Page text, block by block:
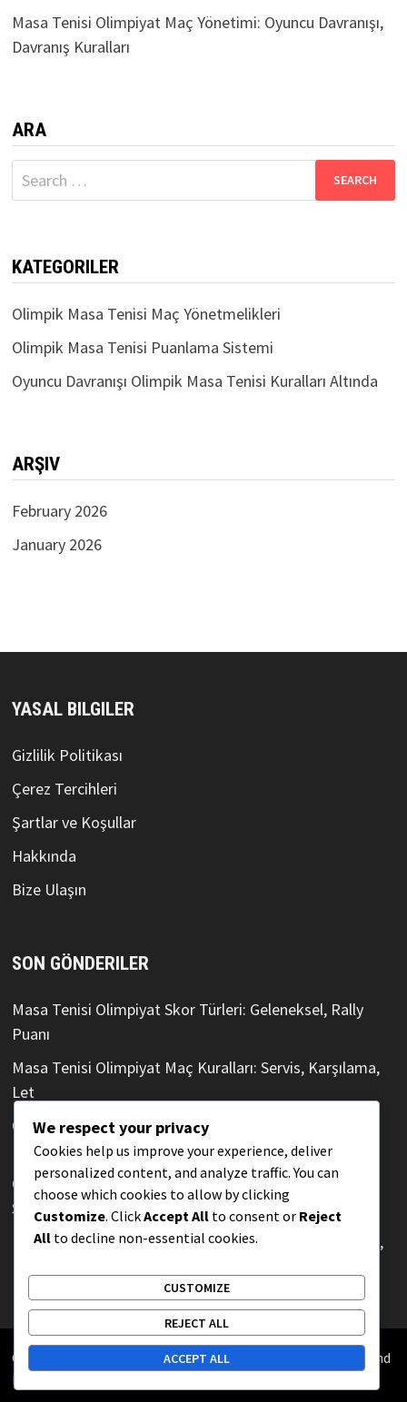
Masa Tenisi Olimpiyat Maç Yönetimi: Oyuncu Davranışı,
Davranış Kuralları
ARA
Search
for:
KATEGORILER
Olimpik Masa Tenisi Maç Yönetmelikleri
Olimpik Masa Tenisi Puanlama Sistemi
Oyuncu Davranışı Olimpik Masa Tenisi Kuralları Altında
ARŞIV
February 2026
January 2026
YASAL BILGILER
Gizlilik Politikası
Çerez Tercihleri
Şartlar ve Koşullar
Hakkında
Bize Ulaşın
SON GÖNDERILER
Masa Tenisi Olimpiyat Skor Türleri: Geleneksel, Rally
Puanı
Masa Tenisi Olimpiyat Maç Kuralları: Servis, Karşılama,
Let
Olimpik Masa Tenisi’nde Oyuncu Davranışları:
Kutlamalar, Tepkiler
Olimpik Masa Tenisi’nde Oyuncu İletişimi: Sinyaller,
Sözsüz İpuçları
Masa Tenisi Olimpiyat Maç Yönetimi: Oyuncu Davranışı,
Copyright © 2026 datastar.com.tr. Powered by
and
Bam
We respect your privacy
Cookies help us improve your experience, deliver
personalized content, and analyze traffic. You can
choose which cookies to allow by clicking
Customize. ClickAccept All to consent or Reject
All to decline non-essential cookies.
CUSTOMIZE
REJECT ALL
ACCEPT ALL